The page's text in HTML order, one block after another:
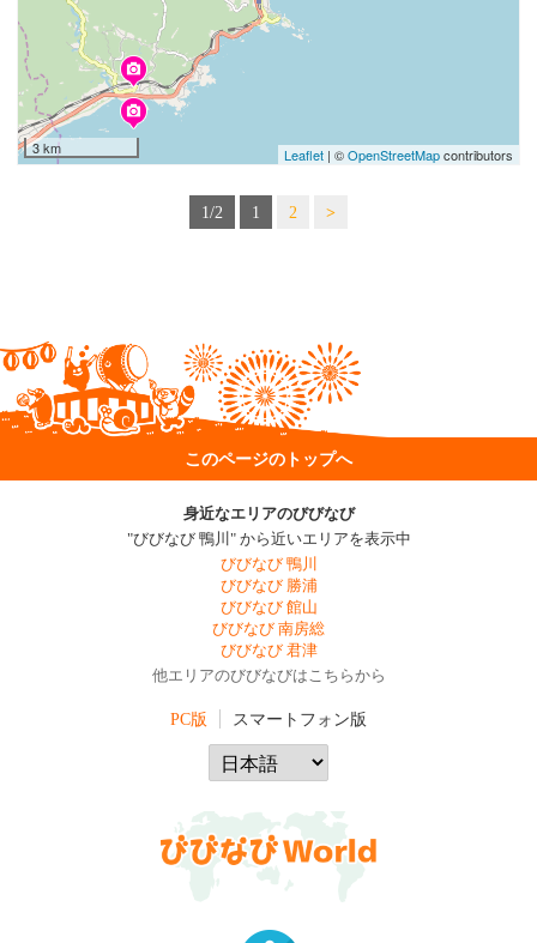
3 km Leaflet| ©OpenStreetMapcontributors
1/2 1 2 >
このページのトップへ
身近なエリアのびびなび
"びびなび 鴨川" から近いエリアを表示中
びびなび 鴨川
びびなび 勝浦
びびなび 館山
びびなび 南房総
びびなび 君津
他エリアのびびなびはこちらから
PC版 スマートフォン版